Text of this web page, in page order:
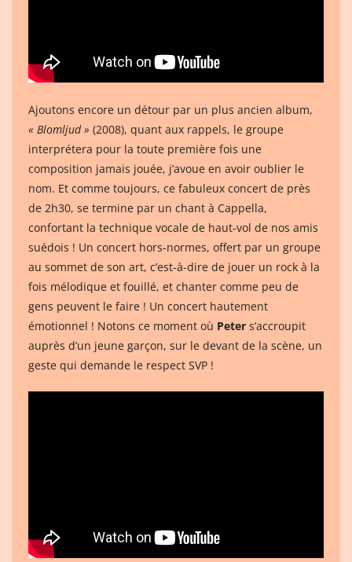
Ajoutons encore un détour par un plus ancien album,
« Blomljud » (2008), quant aux rappels, le groupe
interprétera pour la toute première fois une
composition jamais jouée, j’avoue en avoir oublier le
nom. Et comme toujours, ce fabuleux concert de près
de 2h30, se termine par un chant à Cappella,
confortant la technique vocale de haut-vol de nos amis
suédois ! Un concert hors-normes, offert par un groupe
au sommet de son art, c’est-à-dire de jouer un rock à la
fois mélodique et fouillé, et chanter comme peu de
gens peuvent le faire ! Un concert hautement
émotionnel ! Notons ce moment où Peter s’accroupit
auprès d’un jeune garçon, sur le devant de la scène, un
geste qui demande le respect SVP !